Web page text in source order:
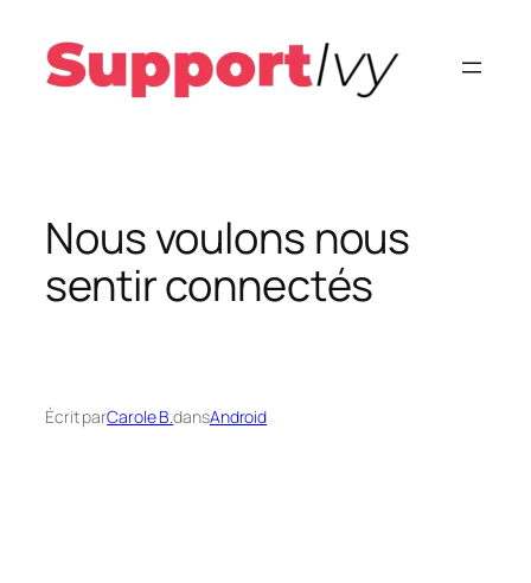
contenu
Nous voulons nous
sentir connectés
Écrit parCarole B.dansAndroid